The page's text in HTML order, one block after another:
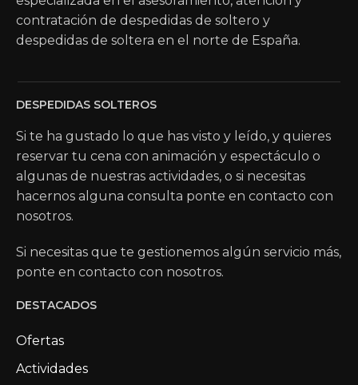
contratación de despedidas de soltero y
despedidas de soltera en el norte de España.
DESPEDIDAS SOLTEROS
Si te ha gustado lo que has visto y leído, y quieres
reservar tu cena con animación y espectáculo o
algunas de nuestras actividades, o si necesitas
hacernos alguna consulta ponte en contacto con
nosotros.
Si necesitas que te gestionemos algún servicio más,
ponte en contacto con nosotros.
DESTACADOS
Ofertas
Actividades